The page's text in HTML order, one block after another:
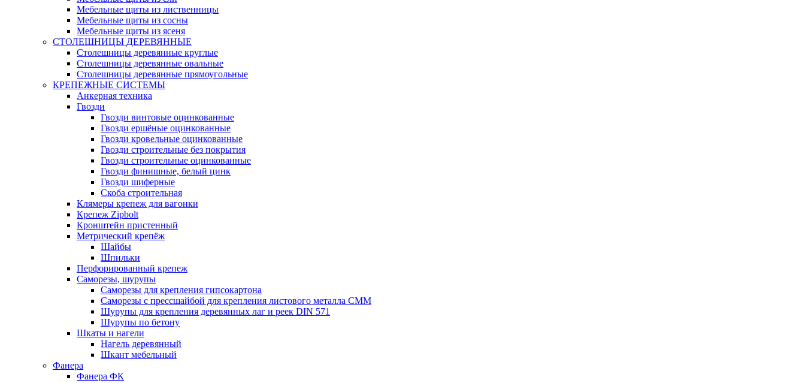
Мебельные щиты из лиственницы
Мебельные щиты из сосны
Мебельные щиты из ясеня
СТОЛЕШНИЦЫ ДЕРЕВЯННЫЕ
Столешницы деревянные круглые
Столешницы деревянные овальные
Столешницы деревянные прямоугольные
КРЕПЕЖНЫЕ СИСТЕМЫ
Анкерная техника
Гвозди
Гвозди винтовые оцинкованные
Гвозди ершёные оцинкованные
Гвозди кровельные оцинкованные
Гвозди строительные без покрытия
Гвозди строительные оцинкованные
Гвозди финишные, белый цинк
Гвозди шиферные
Скоба строительная
Клямеры крепеж для вагонки
Крепеж Zipbolt
Кронштейн пристенный
Метрический крепёж
Шайбы
Шпильки
Перфорированный крепеж
Саморезы, шурупы
Саморезы для крепления гипсокартона
Саморезы с прессшайбой для крепления листового металла СММ
Шурупы для крепления деревянных лаг и реек DIN 571
Шурупы по бетону
Шкаты и нагели
Нагель деревянный
Шкант мебельный
Фанера
Фанера ФК